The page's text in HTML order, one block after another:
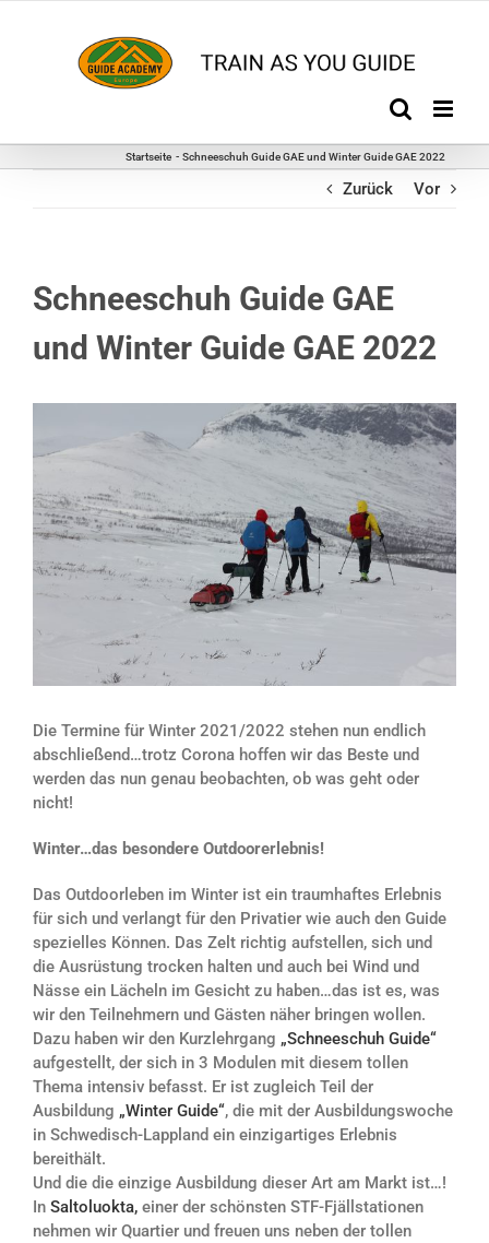
Startseite Schneeschuh Guide GAE und Winter Guide GAE 2022
Zurück Vor
Schneeschuh Guide GAE
und Winter Guide GAE 2022
Bild
Die Termine für Winter 2021/2022 stehen nun endlich
abschließend…trotz Corona hoffen wir das Beste und
werden das nun genau beobachten, ob was geht oder
nicht!
Winter…das besondere Outdoorerlebnis!
Das Outdoorleben im Winter ist ein traumhaftes Erlebnis
für sich und verlangt für den Privatier wie auch den Guide
spezielles Können. Das Zelt richtig aufstellen, sich und
die Ausrüstung trocken halten und auch bei Wind und
Nässe ein Lächeln im Gesicht zu haben…das ist es, was
wir den Teilnehmern und Gästen näher bringen wollen.
Dazu haben wir den Kurzlehrgang „Schneeschuh Guide“
aufgestellt, der sich in 3 Modulen mit diesem tollen
Thema intensiv befasst. Er ist zugleich Teil der
Ausbildung „Winter Guide“, die mit der Ausbildungswoche
in Schwedisch-Lappland ein einzigartiges Erlebnis
bereithält.
Und die die einzige Ausbildung dieser Art am Markt ist…!
In Saltoluokta, einer der schönsten STF-Fjällstationen
nehmen wir Quartier und freuen uns neben der tollen